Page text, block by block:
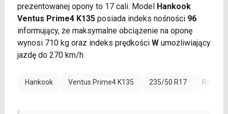
prezentowanej opony to 17 cali. Model Hankook
Ventus Prime4 K135posiada indeks nośności 96
informujący, że maksymalne obciążenie na oponę
wynosi 710 kg oraz indeks prędkości Wumożliwiający
jazdę do 270 km/h.
Hankook Ventus Prime4 K135 235/50 R17 Rant